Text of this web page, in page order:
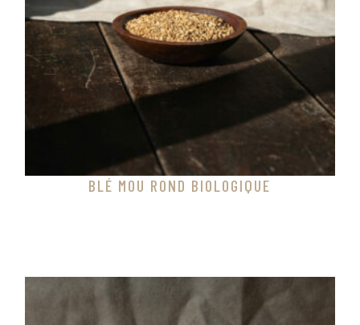
BLÉ MOU ROND BIOLOGIQUE